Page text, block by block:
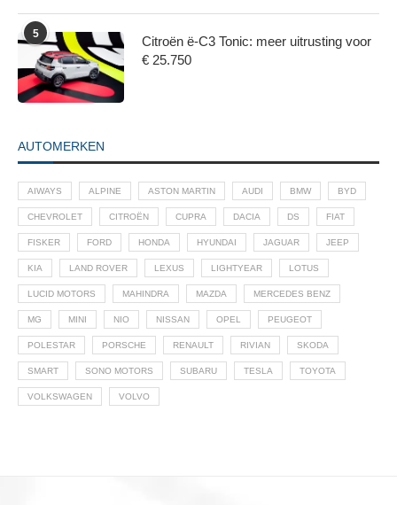
5
Citroën ë-C3 Tonic: meer uitrusting voor
€ 25.750
AUTOMERKEN
AIWAYS ALPINE ASTON MARTIN AUDI BMW BYD
CHEVROLET CITROËN CUPRA DACIA DS FIAT
FISKER FORD HONDA HYUNDAI JAGUAR JEEP
KIA LAND ROVER LEXUS LIGHTYEAR LOTUS
LUCID MOTORS MAHINDRA MAZDA MERCEDES BENZ
MG MINI NIO NISSAN OPEL PEUGEOT
POLESTAR PORSCHE RENAULT RIVIAN SKODA
SMART SONO MOTORS SUBARU TESLA TOYOTA
VOLKSWAGEN VOLVO